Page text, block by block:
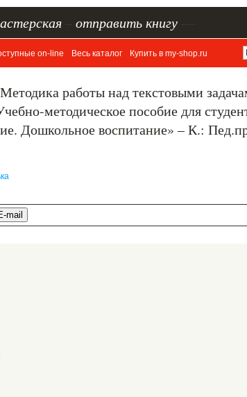
отправить книгу
on-line Весь каталог Купить в my-shop.ru
работы над текстовыми
методическое пособие для
Дошкольное воспитание» – К.: